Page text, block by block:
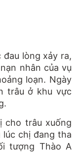
lòng xảy ra,
nhân của vụ
loạn. Ngày
trâu ở khu vực
cho trâu xuống
lúc chị đang tha
tượng Thào A